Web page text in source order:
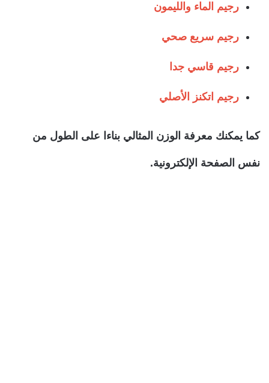
رجيم الماء والليمون
رجيم سريع صحي
رجيم قاسي جدا
رجيم اتكنز الأصلي
كما يمكنك معرفة الوزن المثالي بناءا على الطول من
نفس الصفحة الإلكترونية.